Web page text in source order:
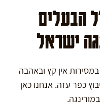
הבעלים
ישראל
אין קץ ובאהבה
נרצחה ב-7/10 בקיבוץ כפר עזה. אנחנו כאן